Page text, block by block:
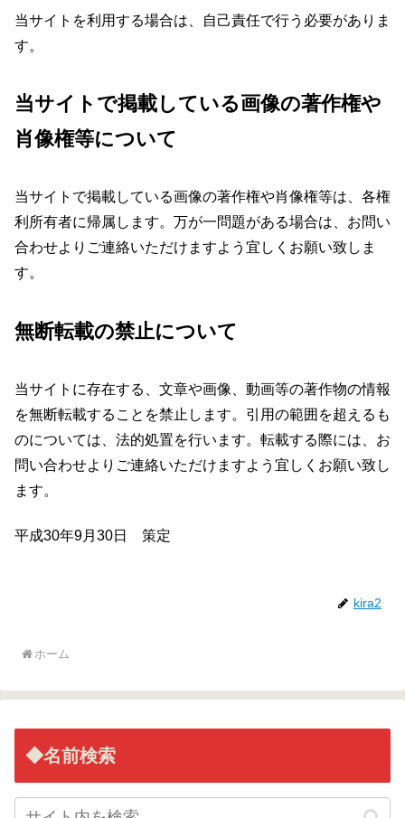
当サイトを利用する場合は、自己責任で行う必要がありま
す。
当サイトで掲載している画像の著作権や
肖像権等について
当サイトで掲載している画像の著作権や肖像権等は、各権
利所有者に帰属します。万が一問題がある場合は、お問い
合わせよりご連絡いただけますよう宜しくお願い致しま
す。
無断転載の禁止について
当サイトに存在する、文章や画像、動画等の著作物の情報
を無断転載することを禁止します。引用の範囲を超えるも
のについては、法的処置を行います。転載する際には、お
問い合わせよりご連絡いただけますよう宜しくお願い致し
ます。
平成30年9月30日 策定
kira2
ホーム
◆名前検索